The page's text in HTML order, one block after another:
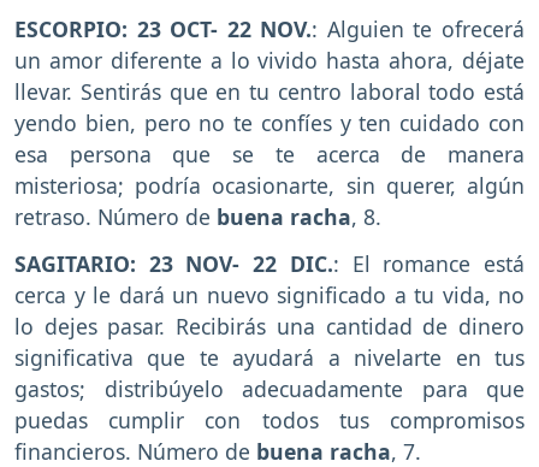
ESCORPIO: 23 OCT- 22 NOV.: Alguien te ofrecerá
un amor diferente a lo vivido hasta ahora, déjate
llevar. Sentirás que en tu centro laboral todo está
yendo bien, pero no te confíes y ten cuidado con
esa persona que se te acerca de manera
misteriosa; podría ocasionarte, sin querer, algún
retraso. Número de buena racha, 8.
SAGITARIO: 23 NOV- 22 DIC.: El romance está
cerca y le dará un nuevo significado a tu vida, no
lo dejes pasar. Recibirás una cantidad de dinero
significativa que te ayudará a nivelarte en tus
gastos; distribúyelo adecuadamente para que
puedas cumplir con todos tus compromisos
financieros. Número de buena racha, 7.